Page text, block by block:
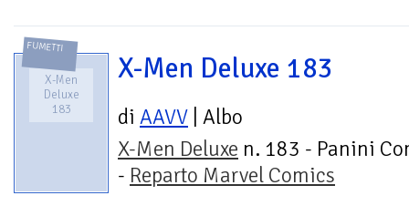
FUMETTI
X-Men
Deluxe
183
X-Men Deluxe 183
di AAVV | Albo
X-Men Deluxe n. 183 - Panini
- Reparto Marvel Comics